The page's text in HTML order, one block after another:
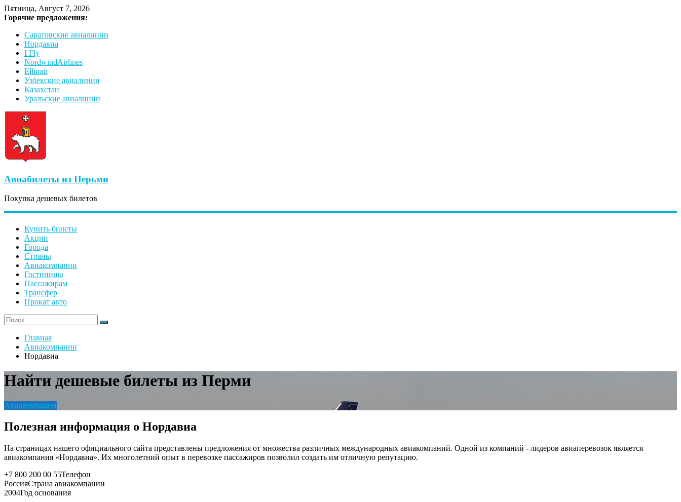
Пятница, Август 7, 2026
Горячие предложения:
Саратовские авиалинии
Нордавиа
I Fly
NordwindAirlines
Ellinair
Узбекские авиалинии
Казахстан
Уральские авиалинии
Авиабилеты из Перьми
Покупка дешевых билетов
Купить билеты
Акции
Города
Страны
Авиакомпании
Гостиницы
Пассажирам
Трансфер
Прокат авто
Главная
Авиакомпании
Нордавиа
Найти дешевые билеты из Перми
Авиакомпании
Полезная информация о Нордавиа
На страницах нашего официального сайта представлены предложения от множества различных международных авиакомпаний. Одной из компаний - лидеров авиаперевозок является
авиакомпания «Нордавиа». Их многолетний опыт в перевозке пассажиров позволил создать им отличную репутацию.
+7 800 200 00 55Телефон
РоссияСтрана авиакомпании
2004Год основания